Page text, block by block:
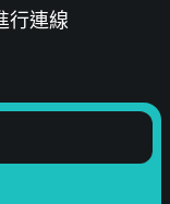
行連線